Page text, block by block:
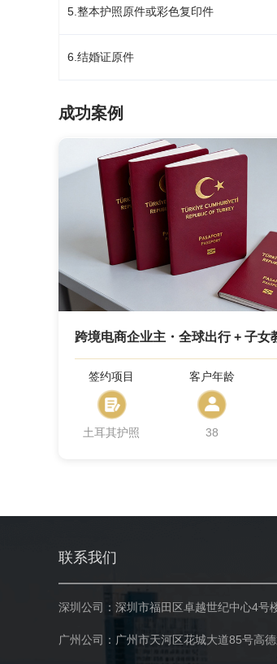
5.整本护照原件或彩色复印件
6.结婚证原件
成功案例
跨境电商企业主・全球出行 + 子女
签约项目
土耳其护照
客户年龄
38
联系我们
深圳公司：深圳市福田区卓越世纪中心4号
广州公司：广州市天河区花城大道85号高